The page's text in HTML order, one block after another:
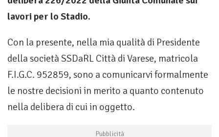
lavori per lo Stadio.
Con la presente, nella mia qualità di Presidente
della società SSDaRL Città di Varese, matricola
F.I.G.C. 952859, sono a comunicarvi formalmente
le nostre decisioni in merito a quanto contenuto
nella delibera di cui in oggetto.